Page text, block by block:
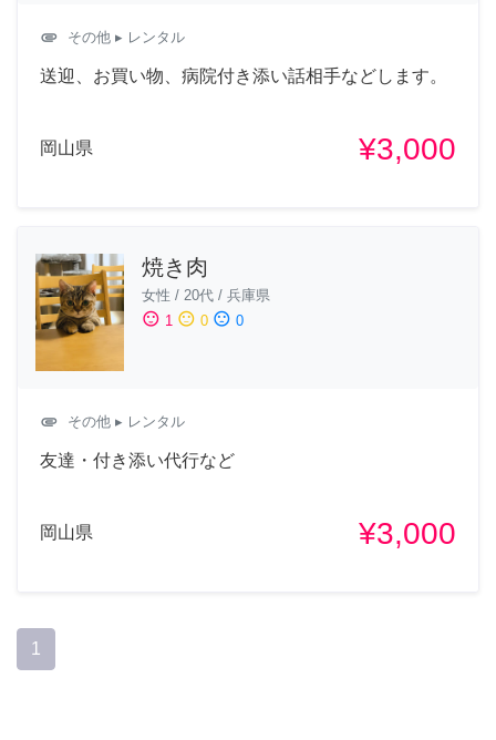
attachment その他 ▸ レンタル
送迎、お買い物、病院付き添い話相手などします。
岡山県 ¥3,000
焼き肉
女性 / 20代 / 兵庫県
sentiment_satisfied 1 sentiment_neutral 0 sentiment_dissatisfied 0
attachment その他 ▸ レンタル
友達・付き添い代行など
岡山県 ¥3,000
1